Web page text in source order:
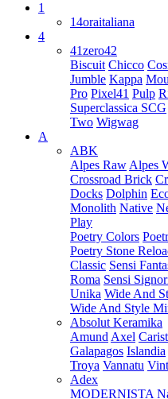
1
14oraitaliana
4
41zero42
Biscuit Chicco
Jumble Kappa Mou
Pro Pixel41 Pulp
Superclassica SCG
Two Wigwag
A
ABK
Alpes Raw Alpes
Crossroad Brick
Docks Dolphin
Monolith Native
Play
Poetry Colors
Poetry Stone
Classic Sensi
Roma Sensi
Unika Wide And
Wide And Style
Absolut Keramika
Amund Axel
Galapagos Islandia
Troya Vannatu
Adex
MODERNISTA